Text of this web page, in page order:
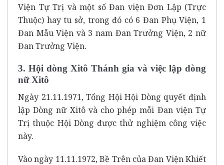
Viện Tự Trị và một số Đan viện Đơn Lập (Trực
Thuộc) hay tu sở, trong đó có 6 Đan Phụ Viện, 1
Đan Mẫu Viện và 3 nam Đan Trưởng Viện, 2 nữ
Đan Trưởng Viện.
3. Hội dòng Xitô Thánh gia và việc lập dòng
nữ Xitô
Ngày 21.11.1971, Tổng Hội Hội Dòng quyết định
lập Dòng nữ Xitô và cho phép mỗi Đan viện Tự
Trị thuộc Hội Dòng được thử nghiệm công việc
này.
Vào ngày 11.11.1972, Bề Trên của Đan Viện Khiết